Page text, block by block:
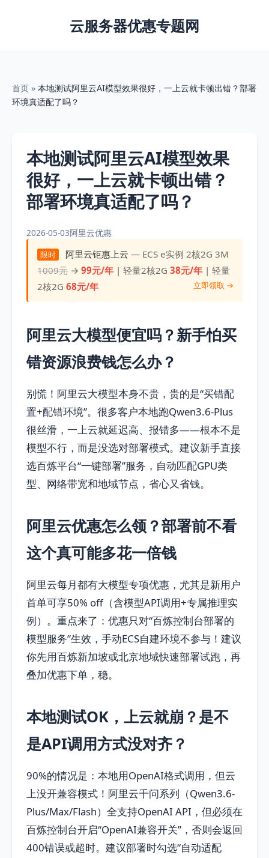
云服务器优惠专题网
首页 » 本地测试阿里云AI模型效果很好，一上云就卡顿出错？部署
环境真适配了吗？
本地测试阿里云AI模型效果
很好，一上云就卡顿出错？
部署环境真适配了吗？
2026-05-03阿里云优惠
限时 阿里云钜惠上云 — ECS e实例 2核2G 3M
1009元 →99元/年 | 轻量2核2G38元/年 | 轻量
2核2G68元/年 立即领取 →
阿里云大模型便宜吗？新手怕买
错资源浪费钱怎么办？
别慌！阿里云大模型本身不贵，贵的是“买错配
置+配错环境”。很多客户本地跑Qwen3.6-Plus
很丝滑，一上云就延迟高、报错多——根本不是
模型不行，而是没选对部署模式。建议新手直接
选百炼平台“一键部署”服务，自动匹配GPU类
型、网络带宽和地域节点，省心又省钱。
阿里云优惠怎么领？部署前不看
这个真可能多花一倍钱
阿里云每月都有大模型专项优惠，尤其是新用户
首单可享50% off（含模型API调用+专属推理实
例）。重点来了：优惠只对“百炼控制台部署的
模型服务”生效，手动ECS自建环境不参与！建议
你先用百炼新加坡或北京地域快速部署试跑，再
叠加优惠下单，稳。
本地测试OK，上云就崩？是不
是API调用方式没对齐？
90%的情况是：本地用OpenAI格式调用，但云
上没开兼容模式！阿里云千问系列（Qwen3.6-
Plus/Max/Flash）全支持OpenAI API，但必须在
百炼控制台开启“OpenAI兼容开关”，否则会返回
400错误或超时。建议部署时勾选“自动适配